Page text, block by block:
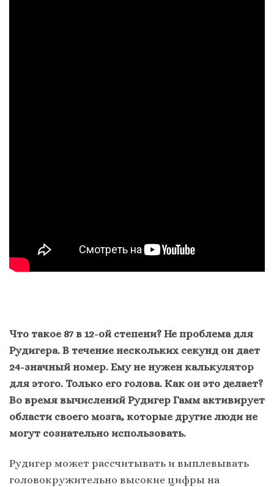
Что такое 87 в 12-ой степени? Не проблема для
Рудигера. В течение нескольких секунд он дает
24-значный номер. Ему не нужен калькулятор
для этого. Только его голова. Как он это делает?
Во время вычислений Рудигер Гамм активирует
области своего мозга, которые другие люди не
могут сознательно использовать.
Рудигер может рассчитывать и выплевывать
головокружительно высокие цифры на